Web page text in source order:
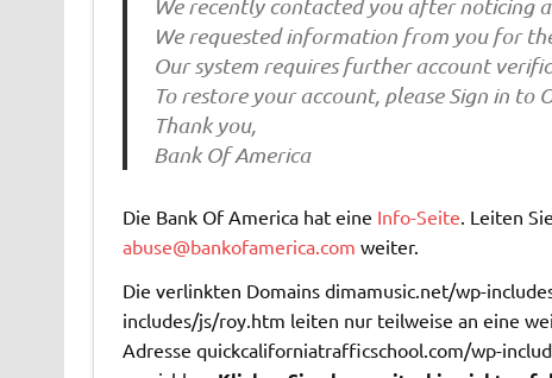
We recently contacted you after noticing
We requested information from you for
Our system requires further account
To restore your account, please Sign in to
Thank you,
Bank Of America
Die Bank Of America hat eine Info-Seite . Leiten
abuse@bankofamerica.com weiter.
Die verlinkten Domains dimamusic.net/wp-
includes/js/roy.htm leiten nur teilweise an eine
Adresse quickcaliforniatrafficschool.com/wp-